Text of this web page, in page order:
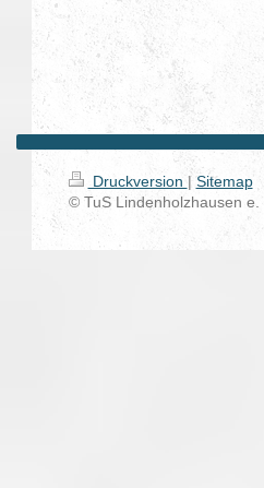
Druckversion | Sitemap
© TuS Lindenholzhausen e.